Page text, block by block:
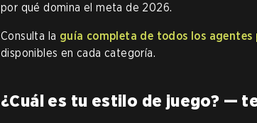
por qué domina el meta de 2026.
Consulta la guía completa de todos los agentes
disponibles en cada categoría.
¿Cuál es tu estilo de juego? —